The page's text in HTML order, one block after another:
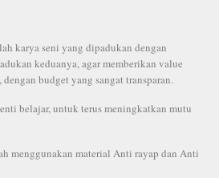
karya seni yang dipadukan dengan
keduanya, agar memberikan value
budget yang sangat transparan.
belajar, untuk terus meningkatkan mutu
menggunakan material Anti rayap dan Anti